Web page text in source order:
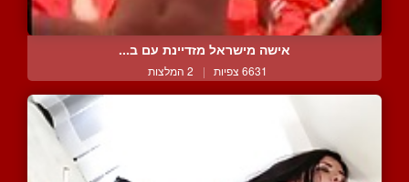
אישה מישראל מזדיינת עם ב...
6631 צפיות | 2 המלצות